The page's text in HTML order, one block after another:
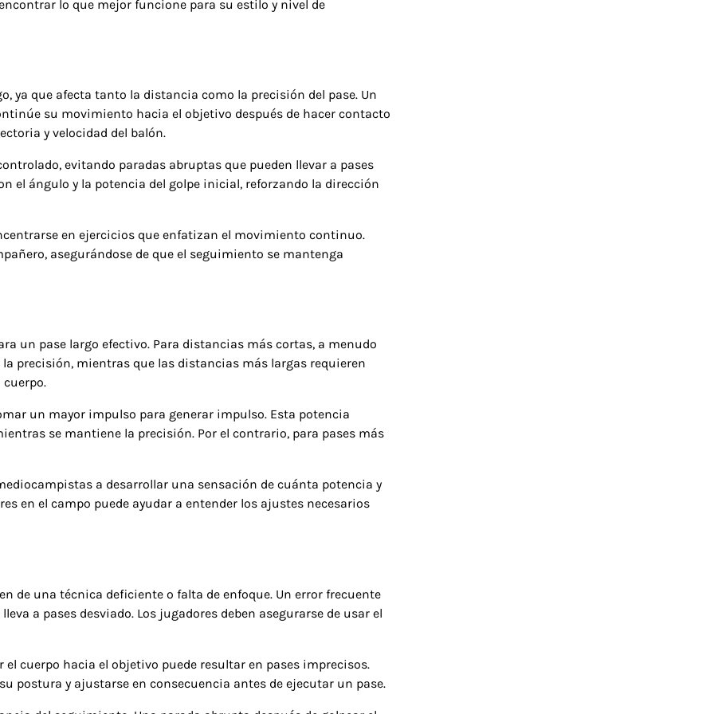
lo que mejor funcione para su estilo y nivel de
ya que afecta tanto la distancia como la precisión del pase. Un
su movimiento hacia el objetivo después de hacer contacto
y velocidad del balón.
evitando paradas abruptas que pueden llevar a pases
el ángulo y la potencia del golpe inicial, reforzando la dirección
en ejercicios que enfatizan el movimiento continuo.
asegurándose de que el seguimiento se mantenga
un pase largo efectivo. Para distancias más cortas, a menudo
precisión, mientras que las distancias más largas requieren
un mayor impulso para generar impulso. Esta potencia
se mantiene la precisión. Por el contrario, para pases más
a desarrollar una sensación de cuánta potencia y
en el campo puede ayudar a entender los ajustes necesarios
de una técnica deficiente o falta de enfoque. Un error frecuente
a pases desviado. Los jugadores deben asegurarse de usar el
cuerpo hacia el objetivo puede resultar en pases imprecisos.
postura y ajustarse en consecuencia antes de ejecutar un pase.